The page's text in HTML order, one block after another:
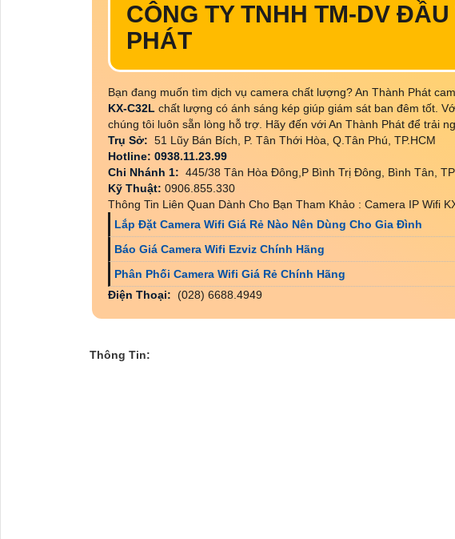
CÔNG TY TNHH TM-DV
PHÁT
Bạn đang muốn tìm dịch vụ camera chất lượng? An Thành Phát
KX-C32L chất lượng có ánh sáng kép giúp giám sát ban đêm tốt.
chúng tôi luôn sẵn lòng hỗ trợ. Hãy đến với An Thành Phát để trải
Trụ Sở: 51 Lũy Bán Bích, P. Tân Thới Hòa, Q.Tân Phú, TP.HCM
Hotline: 0938.11.23.99
Chi Nhánh 1: 445/38 Tân Hòa Đông,P Bình Trị Đông, Bình Tân,
Kỹ Thuật: 0906.855.330
Thông Tin Liên Quan Dành Cho Bạn Tham Khảo : Camera IP Wifi
Lắp Đặt Camera Wifi Giá Rẻ Nào Nên Dùng Cho Gia Đình
Báo Giá Camera Wifi Ezviz Chính Hãng
Phân Phối Camera Wifi Giá Rẻ Chính Hãng
Điện Thoại: (028) 6688.4949
Thông Tin: